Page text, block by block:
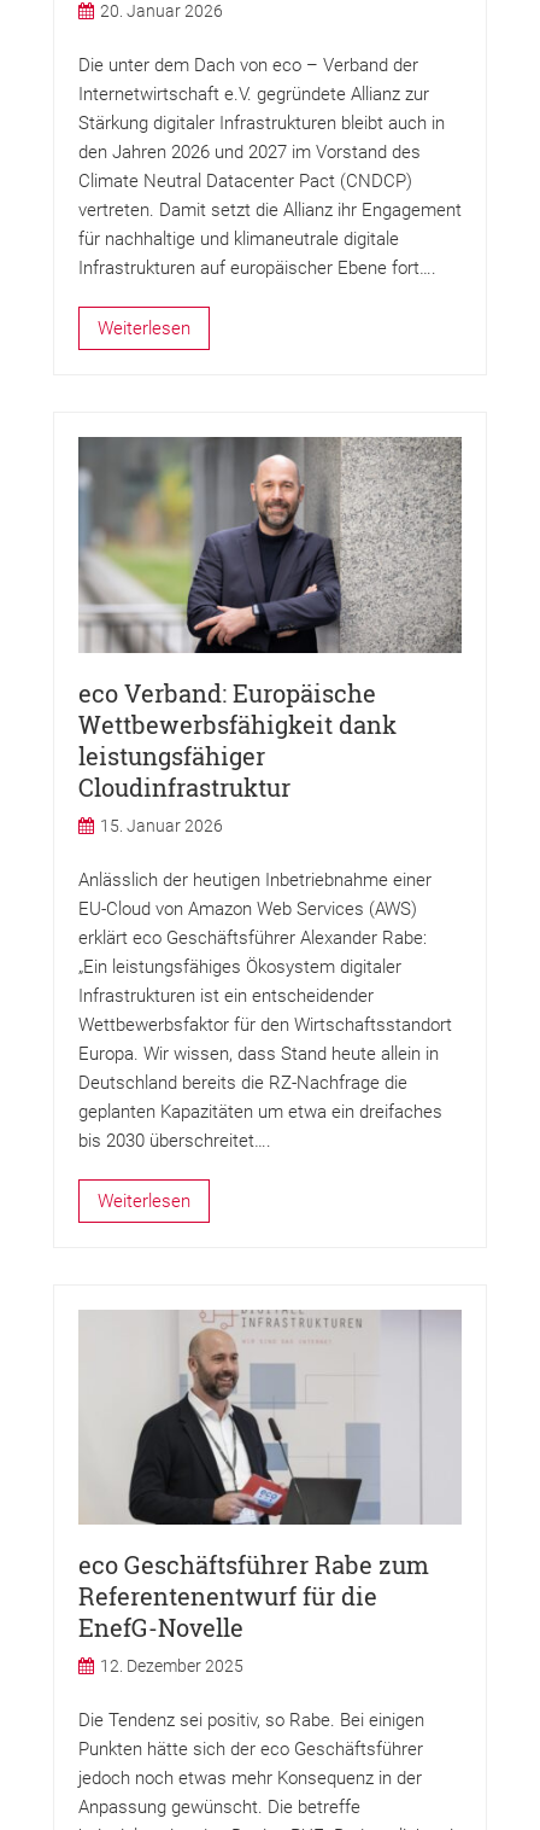
20. Januar 2026
Die unter dem Dach von eco – Verband der
Internetwirtschaft e.V. gegründete Allianz zur
Stärkung digitaler Infrastrukturen bleibt auch in
den Jahren 2026 und 2027 im Vorstand des
Climate Neutral Datacenter Pact (CNDCP)
vertreten. Damit setzt die Allianz ihr Engagement
für nachhaltige und klimaneutrale digitale
Infrastrukturen auf europäischer Ebene fort….
Weiterlesen
eco Verband: Europäische
Wettbewerbsfähigkeit dank
leistungsfähiger
Cloudinfrastruktur
15. Januar 2026
Anlässlich der heutigen Inbetriebnahme einer
EU-Cloud von Amazon Web Services (AWS)
erklärt eco Geschäftsführer Alexander Rabe:
„Ein leistungsfähiges Ökosystem digitaler
Infrastrukturen ist ein entscheidender
Wettbewerbsfaktor für den Wirtschaftsstandort
Europa. Wir wissen, dass Stand heute allein in
Deutschland bereits die RZ-Nachfrage die
geplanten Kapazitäten um etwa ein dreifaches
bis 2030 überschreitet….
Weiterlesen
eco Geschäftsführer Rabe zum
Referentenentwurf für die
EnefG-Novelle
12. Dezember 2025
Die Tendenz sei positiv, so Rabe. Bei einigen
Punkten hätte sich der eco Geschäftsführer
jedoch noch etwas mehr Konsequenz in der
Anpassung gewünscht. Die betreffe